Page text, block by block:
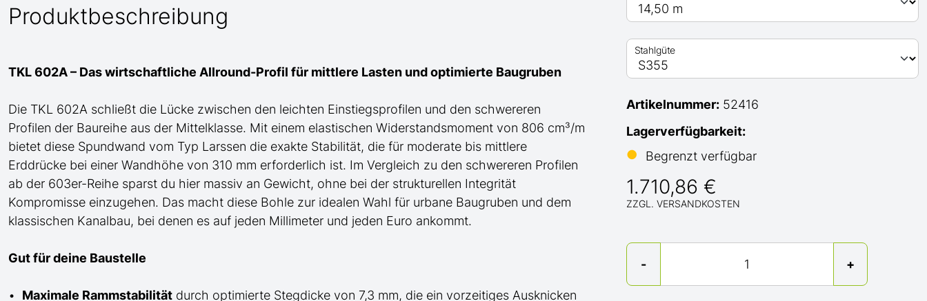
Produktbeschreibung
TKL 602A – Das wirtschaftliche Allround-Profil für mittlere Lasten und optimierte Baugruben
Die TKL 602A schließt die Lücke zwischen den leichten Einstiegsprofilen und den schwereren
Profilen der Baureihe aus der Mittelklasse. Mit einem elastischen Widerstandsmoment von 806 cm³/m
bietet diese Spundwand vom Typ Larssen die exakte Stabilität, die für moderate bis mittlere
Erddrücke bei einer Wandhöhe von 310 mm erforderlich ist. Im Vergleich zu den schwereren Profilen
ab der 603er-Reihe sparst du hier massiv an Gewicht, ohne bei der strukturellen Integrität
Kompromisse einzugehen. Das macht diese Bohle zur idealen Wahl für urbane Baugruben und dem
klassischen Kanalbau, bei denen es auf jeden Millimeter und jeden Euro ankommt.
Gut für deine Baustelle
Maximale Rammstabilität durch optimierte Stegdicke von 7,3 mm, die ein vorzeitiges Ausknicken
Stahlgüte
Artikelnummer: 52416
Lagerverfügbarkeit:
●
Begrenzt verfügbar
1.710,86 €
ZZGL. VERSANDKOSTEN
-
Menge
+